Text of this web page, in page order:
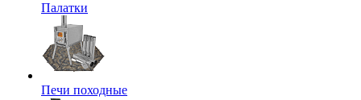
Палатки
Печи походные